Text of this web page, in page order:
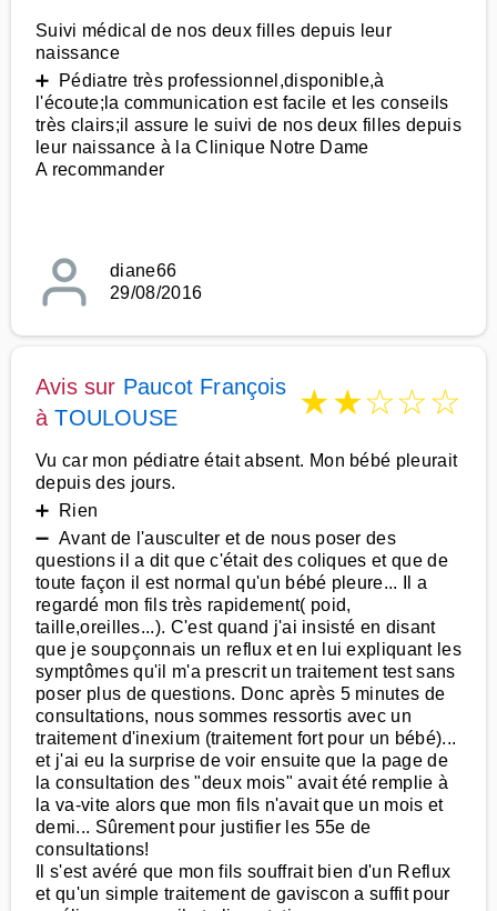
Suivi médical de nos deux filles depuis leur
naissance
➕ Pédiatre très professionnel,disponible,à
l'écoute;la communication est facile et les conseils
très clairs;il assure le suivi de nos deux filles depuis
leur naissance à la Clinique Notre Dame
A recommander
diane66
29/08/2016
Avis sur Paucot François
àTOULOUSE ★★☆☆☆
Vu car mon pédiatre était absent. Mon bébé pleurait
depuis des jours.
➕ Rien
➖ Avant de l'ausculter et de nous poser des
questions il a dit que c'était des coliques et que de
toute façon il est normal qu'un bébé pleure... Il a
regardé mon fils très rapidement( poid,
taille,oreilles...). C'est quand j'ai insisté en disant
que je soupçonnais un reflux et en lui expliquant les
symptômes qu'il m'a prescrit un traitement test sans
poser plus de questions. Donc après 5 minutes de
consultations, nous sommes ressortis avec un
traitement d'inexium (traitement fort pour un bébé)...
et j'ai eu la surprise de voir ensuite que la page de
la consultation des "deux mois" avait été remplie à
la va-vite alors que mon fils n'avait que un mois et
demi... Sûrement pour justifier les 55e de
consultations!
Il s'est avéré que mon fils souffrait bien d'un Reflux
et qu'un simple traitement de gaviscon a suffit pour